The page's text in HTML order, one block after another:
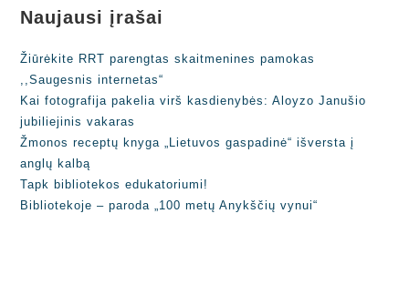
Naujausi įrašai
Žiūrėkite RRT parengtas skaitmenines pamokas
,,Saugesnis internetas“
Kai fotografija pakelia virš kasdienybės: Aloyzo Janušio
jubiliejinis vakaras
Žmonos receptų knyga „Lietuvos gaspadinė“ išversta į
anglų kalbą
Tapk bibliotekos edukatoriumi!
Bibliotekoje – paroda „100 metų Anykščių vynui“